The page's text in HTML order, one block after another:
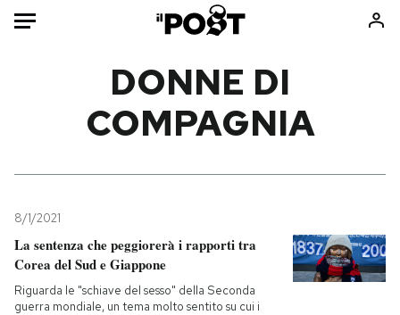
Mondo
Tecnologia
Internet
Cultura
Libri
Ok Boomer!
Europa
DONNE DI
COMPAGNIA
8/1/2021
La sentenza che peggiorerà i rapporti tra
Corea del Sud e Giappone
Riguarda le "schiave del sesso" della Seconda
guerra mondiale, un tema molto sentito su cui i